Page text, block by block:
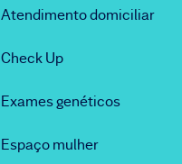
Atendimento domiciliar
Check Up
Exames genéticos
Espaço mulher